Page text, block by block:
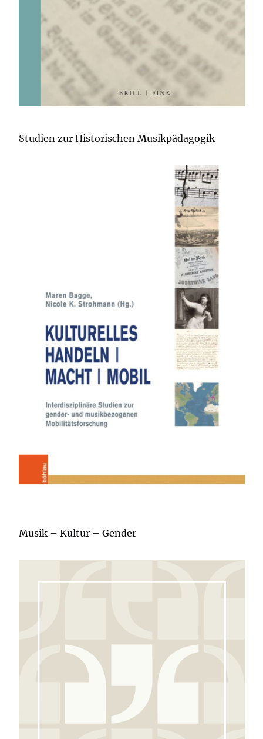
Studien zur Historischen Musikpädagogik
Musik – Kultur – Gender